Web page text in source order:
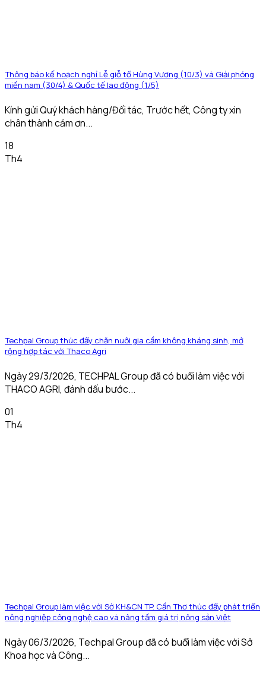
Thông báo kế hoạch nghỉ Lễ giỗ tổ Hùng Vương (10/3) và Giải phóng
miền nam (30/4) & Quốc tế lao động (1/5)
Kính gửi Quý khách hàng/Đối tác, Trước hết, Công ty xin
chân thành cảm ơn...
18
Th4
Techpal Group thúc đẩy chăn nuôi gia cầm không kháng sinh, mở
rộng hợp tác với Thaco Agri
Ngày 29/3/2026, TECHPAL Group đã có buổi làm việc với
THACO AGRI, đánh dấu bước...
01
Th4
Techpal Group làm việc với Sở KH&CN TP. Cần Thơ thúc đẩy phát triển
nông nghiệp công nghệ cao và nâng tầm giá trị nông sản Việt
Ngày 06/3/2026, Techpal Group đã có buổi làm việc với Sở
Khoa học và Công...